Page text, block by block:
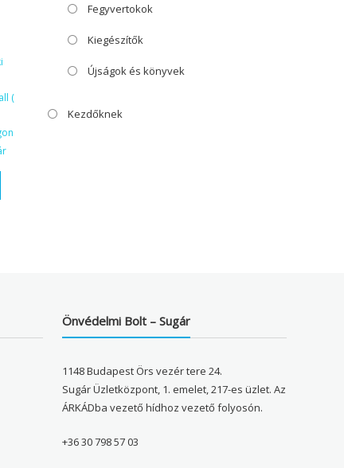
(
Fegyvertokok
Kiegészítők
Újságok és könyvek
Kezdőknek
Önvédelmi Bolt – Sugár
1148 Budapest Örs vezér tere 24.
Sugár Üzletközpont, 1. emelet, 217-es üzlet. Az
ÁRKÁDba vezető hídhoz vezető folyosón.
+36 30 798 57 03